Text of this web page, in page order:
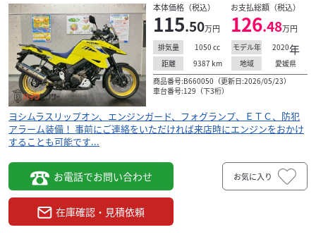
本体価格（税込）
115.50万円
お支払総額（税込）
126.48万円
排気量 1050 cc モデル年 2020年
距離 9387 km 地域
愛媛県
商品番号:B660050（更新日:2026/05/23）
車台番号:129（下3桁）
ヨシムラスリップオン、エンジンガード、フォグランプ、ＥＴＣ、防犯
アラーム装備！ 事前にご連絡をいただければ来店時にエンジンをおかけ
することも可能です...
お電話でお問い合わせ
在庫確認・見積依頼
お気に入り